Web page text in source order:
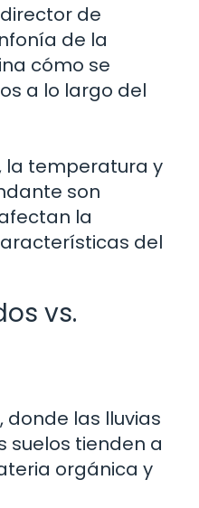
de
de la
cómo se
a lo largo del
la temperatura y
son
la
del
vs.
donde las lluvias
suelos tienden a
orgánica y